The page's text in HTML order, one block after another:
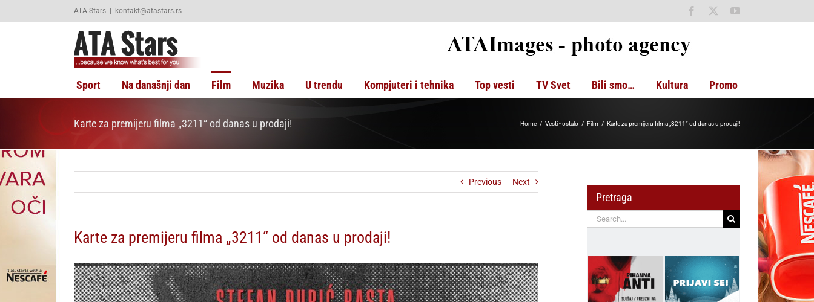
ATA Stars | kontakt@atastars.rs Facebook YouTube
Sport Na današnji dan Film Muzika U trendu Kompjuteri i tehnika Top vesti TV Svet Bili smo… Kultura Promo
Karte za premijeru filma „3211“ od danas u prodaji! Home Vesti - ostalo Film Karte za premijeru filma „3211“ od danas u prodaji!
Previous Next
Karte za premijeru filma „3211“ od danas u prodaji!
Pretraga
Search
for: